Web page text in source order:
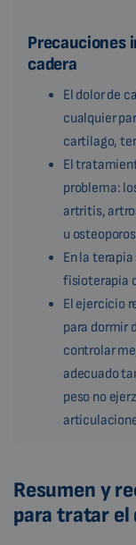
Precauciones
cadera
El dolor de
cualquier
cartílago,
El
problema:
artritis,
u
En la
fisioterapia
El ejercicio
para dormir
controlar
adecuado
peso no
Resumen y
para tratar el